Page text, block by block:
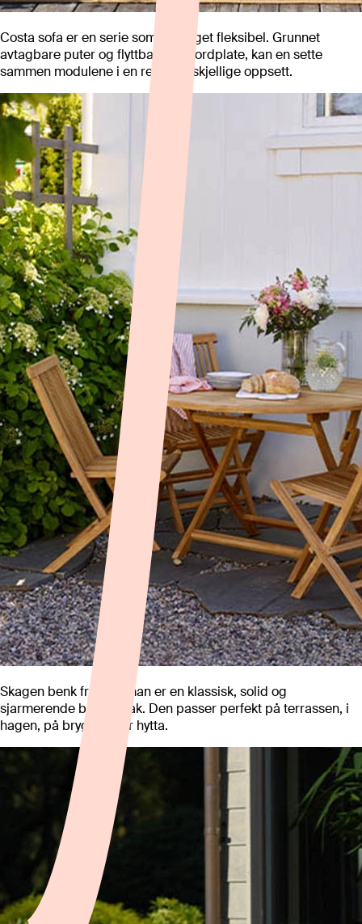
Costa sofa er en serie som er meget fleksibel. Grunnet
avtagbare puter og flyttbar sidebordplate, kan en sette
sammen modulene i en rekke forskjellige oppsett.
Skagen benk fra Hartman er en klassisk, solid og
sjarmerende benk i teak. Den passer perfekt på terrassen, i
hagen, på brygga eller hytta.